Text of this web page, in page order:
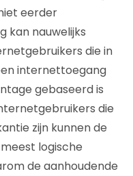
eerder
kan nauwelijks
die in
internettoegang
gebaseerd is
die
zijn kunnen de
logische
de aanhoudende